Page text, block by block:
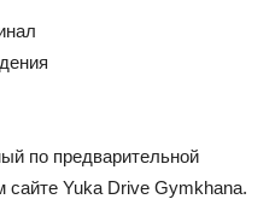
по предварительной
сайте Yuka Drive Gymkhana.